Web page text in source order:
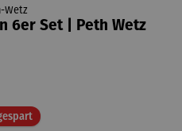
Wetz
6er Set | Peth Wetz
Rabatt